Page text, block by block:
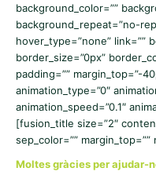
background_color=””
background_repeat=”no-
hover_type=”none” link=””
border_size=”0px”
padding=”” margin_top=”-
animation_type=”0″
animation_speed=”0.1″
[fusion_title size=”2″
sep_color=”” margin_top=””
Moltes gràcies per ajudar-